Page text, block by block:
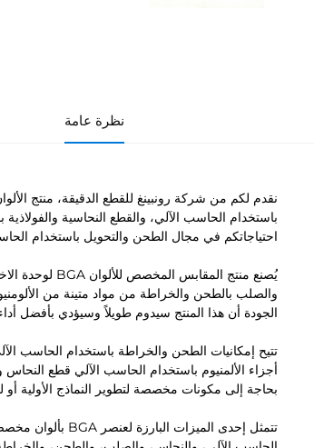
نظرة عامة
باستخدام الحاسب الآلي، والقطع النحاسية
احتياجاتكم في مجال الطحن والتحويل باستخدام
والصلب بالطحن والخراطة من مواد متينة من
الجودة أن هذا المنتج سيدوم طويلاً وسيؤدي بأفضل
أجزاء الألمنيوم باستخدام الحاسب الآلي قطع
بحاجة إلى مكونات مخصصة لتطوير النماذج الأولية أو